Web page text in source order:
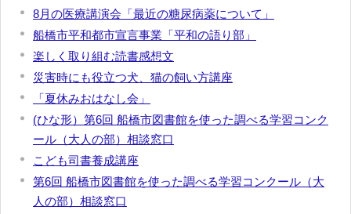
8月の医療講演会「最近の糖尿病薬について」
船橋市平和都市宣言事業「平和の語り部」
楽しく取り組む読書感想文
災害時にも役立つ犬、猫の飼い方講座
「夏休みおはなし会」
(ひな形）第6回 船橋市図書館を使った調べる学習コンク
ール（大人の部）相談窓口
こども司書養成講座
第6回 船橋市図書館を使った調べる学習コンクール（大
人の部）相談窓口